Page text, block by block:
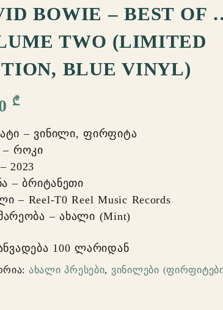
BOWIE – BEST OF
TWO (LIMITED
BLUE VINYL)
₾
– ვინილი, ფირფიტა
– როკი
2023
– ბრიტანეთი
– Reel-T0 Reel Music Records
– ახალი (Mint)
100 ლარიდან
ახალი პრესები, ვინილები